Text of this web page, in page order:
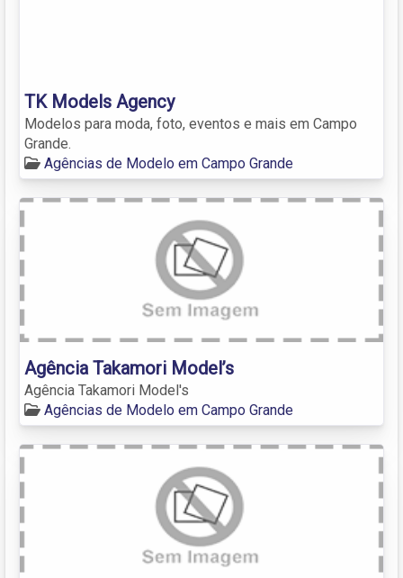
TK Models Agency
Modelos para moda, foto, eventos e mais em Campo
Grande.
Agências de Modelo em Campo Grande
Agência Takamori Model’s
Agência Takamori Model's
Agências de Modelo em Campo Grande